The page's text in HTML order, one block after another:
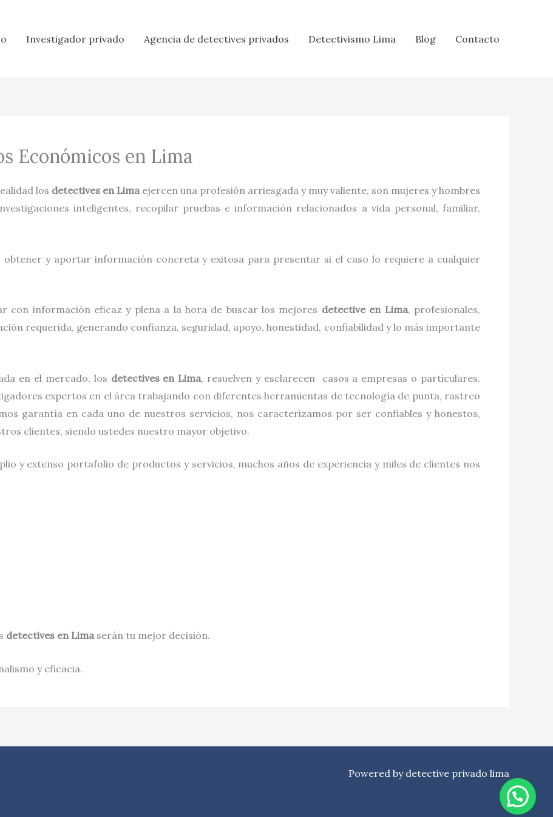
Investigador privado Agencia de detectives privados Detectivismo Lima Blog Contacto
Económicos en Lima
los detectives en Lima ejercen una profesión arriesgada y muy valiente, son mujeres y hombres
inteligentes, recopilar pruebas e información relacionados a vida personal, familiar,
obtener y aportar información concreta y exitosa para presentar si el caso lo requiere a cualquier
con información eficaz y plena a la hora de buscar los mejores detective en Lima, profesionales,
requerida, generando confianza, seguridad, apoyo, honestidad, confiabilidad y lo más importante
en el mercado, los detectives en Lima, resuelven y esclarecen casos a empresas o particulares.
expertos en el área trabajando con diferentes herramientas de tecnología de punta, rastreo
garantía en cada uno de nuestros servicios, nos caracterizamos por ser confiables y honestos,
clientes, siendo ustedes nuestro mayor objetivo.
y extenso portafolio de productos y servicios, muchos años de experiencia y miles de clientes nos
detectives en Lima serán tu mejor decisión.
y eficacia.
Powered by detective privado lima